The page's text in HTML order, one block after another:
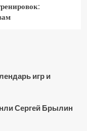
игр и
Сергей Брылин